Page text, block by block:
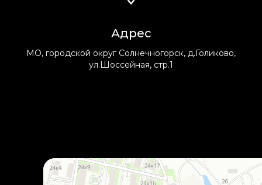
Адрес
МО, городской округ Солнечногорск, д.Голиково,
ул.Шоссейная, стр.1
Gopark Hotel
Гостиница в Москве и Московской области